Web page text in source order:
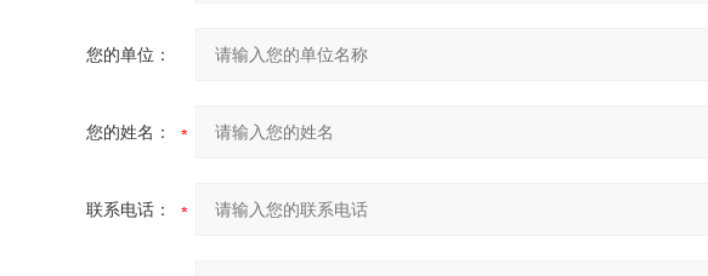
您的单位：
您的姓名：
联系电话：